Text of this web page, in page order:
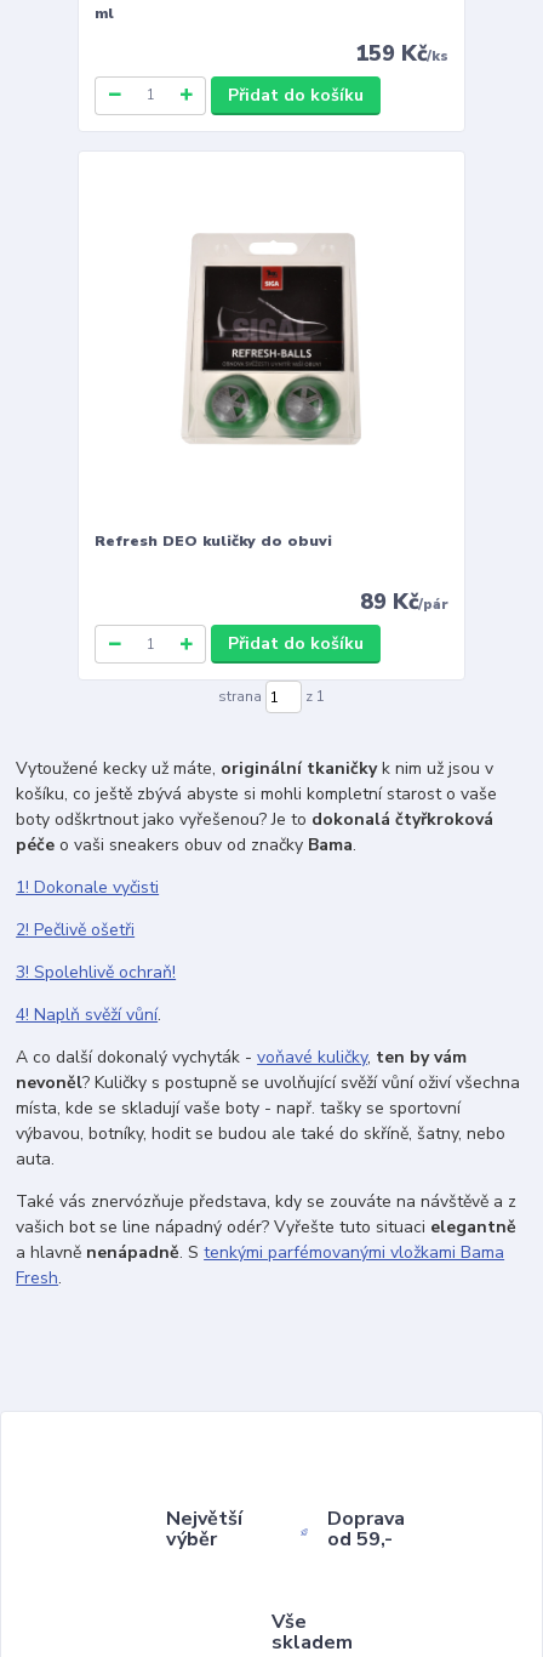
ml
159 Kč/ks
Přidat do košíku
Refresh DEO kuličky do obuvi
89 Kč/pár
Přidat do košíku
strana z 1
Vytoužené kecky už máte, originální tkaničkyk nim už jsou v
košíku, co ještě zbývá abyste si mohli kompletní starost o vaše
boty odškrtnout jako vyřešenou? Je to dokonalá čtyřkroková
péčeo vaši sneakers obuv od značky Bama.
1! Dokonale vyčisti
2! Pečlivě ošetři
3! Spolehlivě ochraň!
4! Naplň svěží vůní.
A co další dokonalý vychyták -voňavé kuličky, ten by vám
nevoněl? Kuličky s postupně se uvolňující svěží vůní oživí všechna
místa, kde se skladují vaše boty - např. tašky se sportovní
výbavou, botníky, hodit se budou ale také do skříně, šatny, nebo
auta.
Také vás znervózňuje představa, kdy se zouváte na návštěvě a z
vašich bot se line nápadný odér? Vyřešte tuto situaci elegantně
a hlavně nenápadně. Stenkými parfémovanými vložkami Bama
Fresh.
Největší
výběr
Doprava
od 59,-
Vše
skladem